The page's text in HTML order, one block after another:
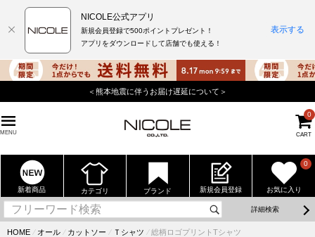
＜熊本地震に伴うお届け遅延について＞
MENU CART
0
新着商品 カテゴリ ブランド 新規会員登録 お気に入り
0
詳細検索
HOME ⁄ オール ⁄ カットソー ⁄ Ｔシャツ ⁄ 総柄ロゴプリントTシャツ
NICOLE公式アプリ
新規会員登録で500ポイントプレゼント！
アプリをダウンロードして店舗でも使える！
表示する